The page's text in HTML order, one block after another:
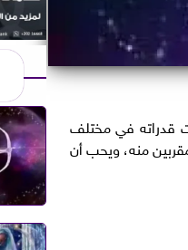
قدراته في مختلف
منه، ويحب أن